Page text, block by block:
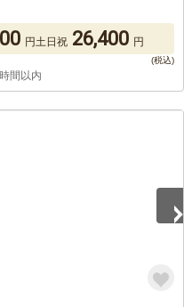
円土日祝 26,400 円
間以内